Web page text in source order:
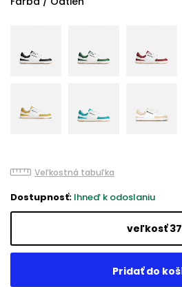
Veľkostná tabuľka
Dostupnosť: Ihneď k odoslaniu
veľkosť 37